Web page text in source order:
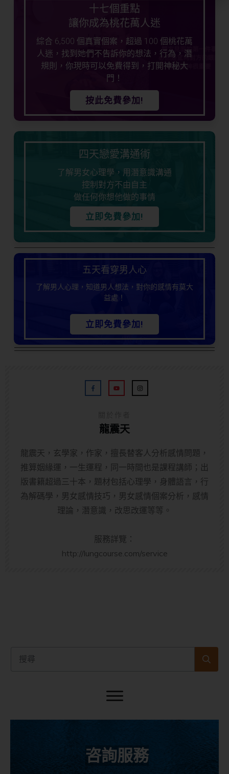
十七個重點
讓你成為桃花萬人迷
綜合 6,500 個真實個案，超過 100 個桃花萬
人迷，找到她們不告訴你的想法，行為，潛
規則，你現時可以免費得到，打開神秘大
門！
按此免費參加!
四天戀愛溝通術
了解男女心理學，用潛意識溝通
控制對方不由自主
做任何你想他做的事情
立即免費參加!
五天看穿男人心
了解男人心理，知道男人想法，對你的感情有莫大
益處！
立即免費參加!
龍震天
龍震天，玄學家，作家，擅長替客人分析感情問題，
推算姻緣運，一生運程，同一時間也是課程講師；出
版書籍超過三十本，題材包括心理學，身體語言，行
為解碼學，男女感情技巧，男女感情個案分析，感情
理論，潛意識，改思改運等等。
服務詳覽：
http://lungcourse.com/service
咨詢服務